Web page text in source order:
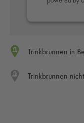
Trinkbrunnen in
Trinkbrunnen